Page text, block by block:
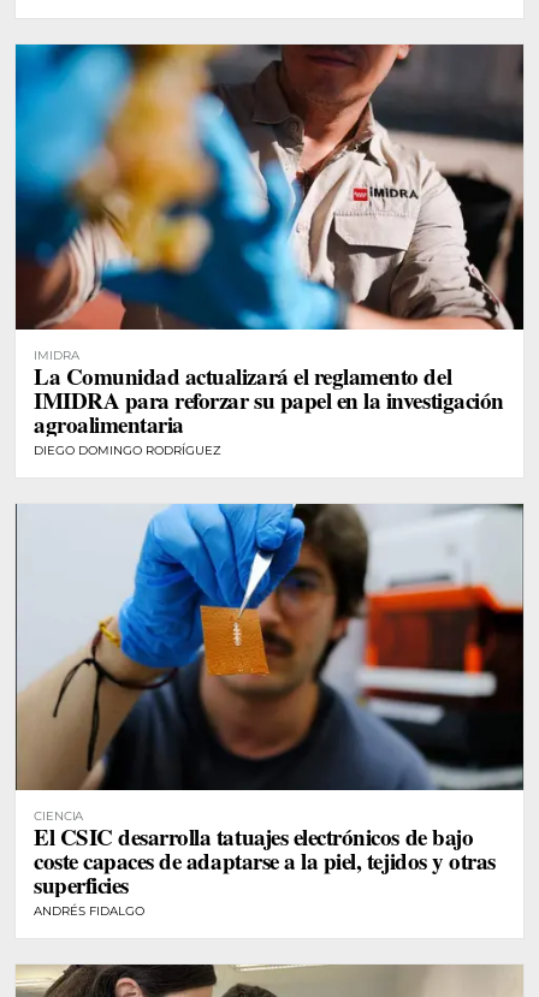
IMIDRA
La Comunidad actualizará el reglamento del
IMIDRA para reforzar su papel en la investigación
agroalimentaria
DIEGO DOMINGO RODRÍGUEZ
CIENCIA
El CSIC desarrolla tatuajes electrónicos de bajo
coste capaces de adaptarse a la piel, tejidos y otras
superficies
ANDRÉS FIDALGO